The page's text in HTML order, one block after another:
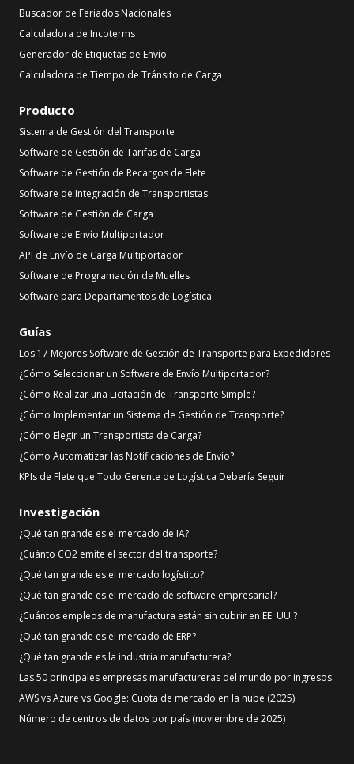
Buscador de Feriados Nacionales
Calculadora de Incoterms
Generador de Etiquetas de Envío
Calculadora de Tiempo de Tránsito de Carga
Producto
Sistema de Gestión del Transporte
Software de Gestión de Tarifas de Carga
Software de Gestión de Recargos de Flete
Software de Integración de Transportistas
Software de Gestión de Carga
Software de Envío Multiportador
API de Envío de Carga Multiportador
Software de Programación de Muelles
Software para Departamentos de Logística
Guías
Los 17 Mejores Software de Gestión de Transporte para Expedidores
¿Cómo Seleccionar un Software de Envío Multiportador?
¿Cómo Realizar una Licitación de Transporte Simple?
¿Cómo Implementar un Sistema de Gestión de Transporte?
¿Cómo Elegir un Transportista de Carga?
¿Cómo Automatizar las Notificaciones de Envío?
KPIs de Flete que Todo Gerente de Logística Debería Seguir
Investigación
¿Qué tan grande es el mercado de IA?
¿Cuánto CO2 emite el sector del transporte?
¿Qué tan grande es el mercado logístico?
¿Qué tan grande es el mercado de software empresarial?
¿Cuántos empleos de manufactura están sin cubrir en EE. UU.?
¿Qué tan grande es el mercado de ERP?
¿Qué tan grande es la industria manufacturera?
Las 50 principales empresas manufactureras del mundo por ingresos
AWS vs Azure vs Google: Cuota de mercado en la nube (2025)
Número de centros de datos por país (noviembre de 2025)